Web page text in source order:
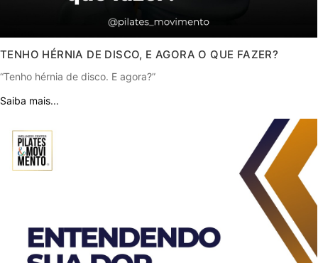
TENHO HÉRNIA DE DISCO, E AGORA O QUE FAZER?
“Tenho hérnia de disco. E agora?”
Saiba mais...